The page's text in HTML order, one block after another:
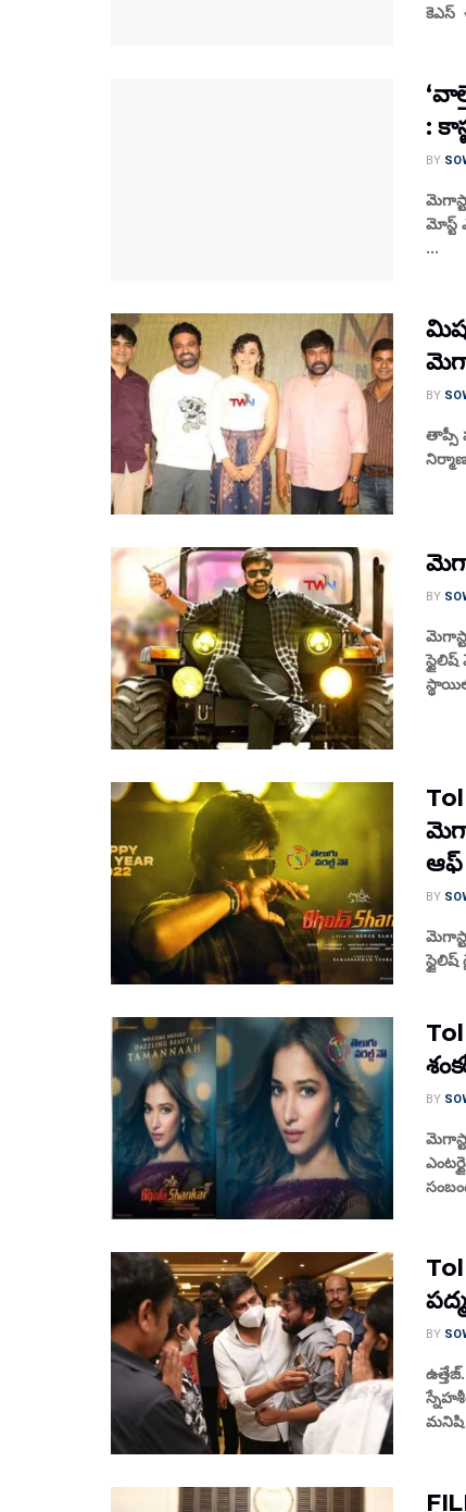
కెఎస్
:
BY
మోస్ట్
...
BY
తాప్సీ
మెగా
BY
ఆఫ్
BY
BY
BY
మనిషి